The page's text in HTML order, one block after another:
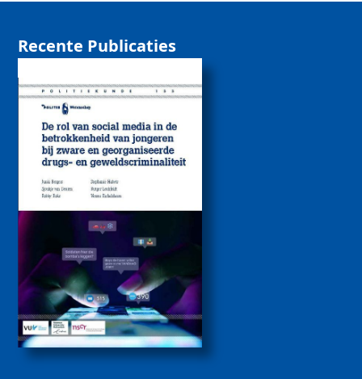
Recente Publicaties
De rol van sociale
media bij de
betrokkenheid van
jongeren bij zware
drugs- en
geweldscriminaliteit
2026
Politiekunde
Politiekunde